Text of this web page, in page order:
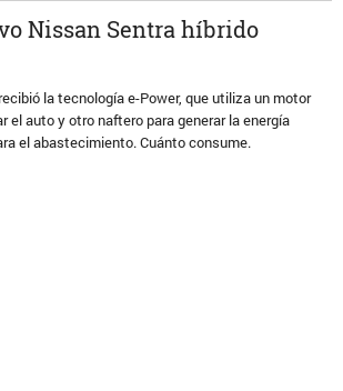
Nissan Sentra híbrido
la tecnología e-Power, que utiliza un motor
el auto y otro naftero para generar la energía
el abastecimiento. Cuánto consume.